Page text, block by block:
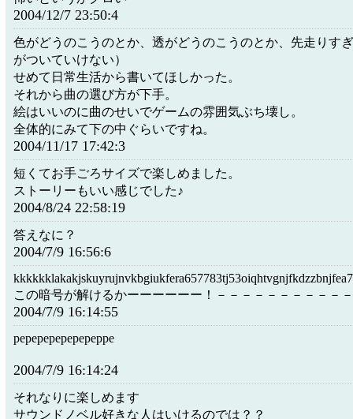
2004/12/7 23:50:4
色がどうのこうのとか、透がどうのこうのとか、先走りす
がついていけない）
せめて日常生活から書いてほしかった。
それから曲の選び方が下手。
絵はいいのに曲のせいでゲームの雰囲気ぶち壊し。
全体的にみて下の中ぐらいですね。
2004/11/17 17:42:3
短くてお手ごろサイズで楽しめました。
ストーリーもいい感じでした♪
2004/8/24 22:58:19
答えなに？
2004/7/9 16:56:6
この暗号が解けるかーーーーーー！－－－－－－－－－－
2004/7/9 16:14:55
pepepepepepepeppe
2004/7/9 16:14:24
それなりに楽しめます
サウンドノベル好きな人はいけるのでは？？